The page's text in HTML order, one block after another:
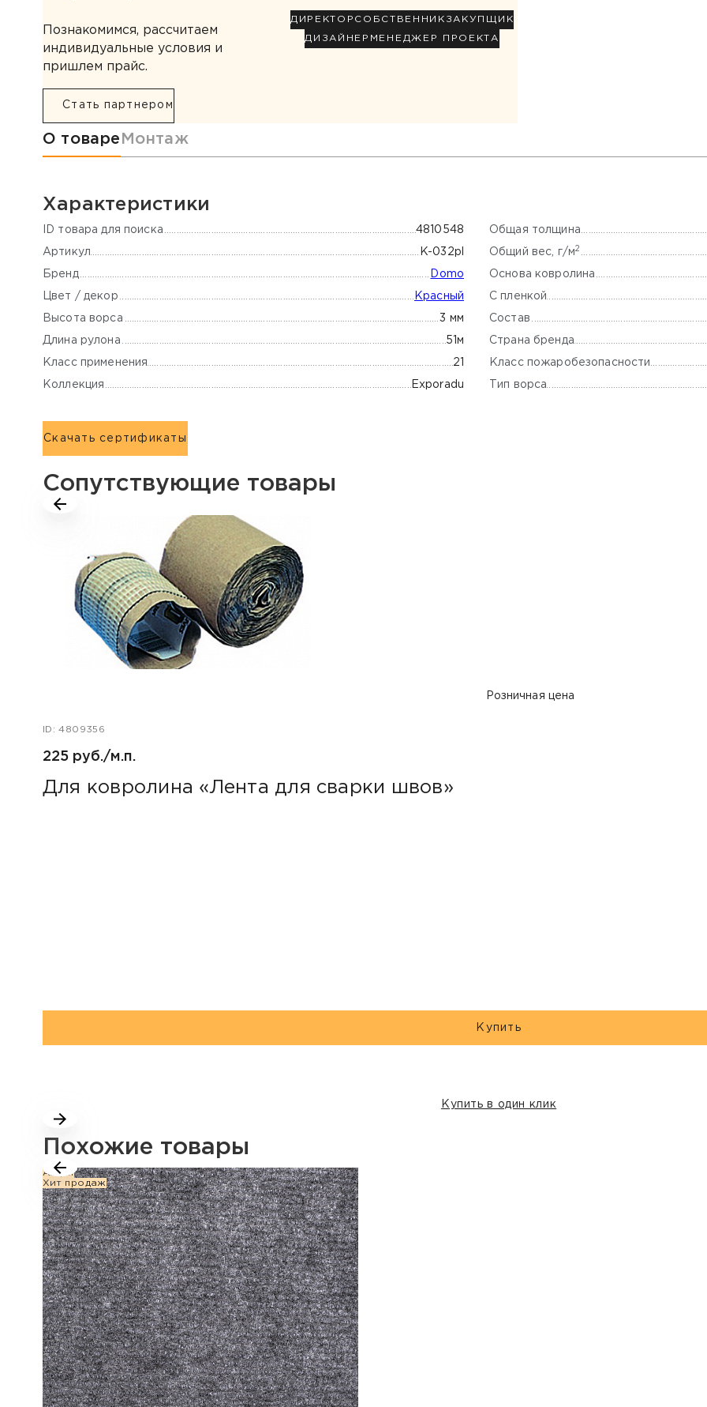
Познакомимся, рассчитаем
индивидуальные условия и
пришлем прайс.
Стать партнером
ДИРЕКТОР СОБСТВЕННИК ЗАКУПЩИК
ДИЗАЙНЕР МЕНЕДЖЕР ПРОЕКТА
Информация о товаре
О товаре Монтаж
Характеристики
ID товара для поиска 4810548
Артикул K-032pl
Бренд Domo
Цвет / декор Красный
Высота ворса 3 мм
Длина рулона 51м
Класс применения 21
Коллекция Exporadu
Общая толщина
Общий вес, г/м2
Основа ковролина
С пленкой
Состав
Страна бренда
Класс пожаробезопасности
Тип ворса
Скачать сертификаты
Сопутствующие товары
Розничная цена
ID: 4809356
225 руб./м.п.
Для ковролина «Лента для сварки швов»
Купить
Купить в один клик
Похожие товары
Акция
Хит продаж